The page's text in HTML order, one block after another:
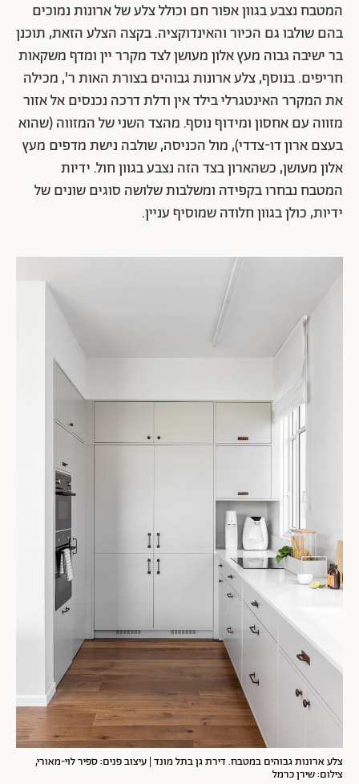
המטבח נצבע בגוון אפור חם וכולל צלע של ארונות נמוכים
בהם שולבו גם הכיור והאינדוקציה. בקצה הצלע הזאת, תוכנן
בר ישיבה גבוה מעץ אלון מעושן לצד מקרר יין ומדף משקאות
חריפים. בנוסף, צלע ארונות גבוהים בצורת האות ר', מכילה
את המקרר האינטגרלי בילד אין ודלת דרכה נכנסים אל אזור
מזווה עם אחסון ומידוף נוסף. מהצד השני של המזווה (שהוא
בעצם ארון דו-צדדי), מול הכניסה, שולבה נישת מדפים מעץ
אלון מעושן, כשהארון בצד הזה נצבע בגוון חול. ידיות
המטבח נבחרו בקפידה ומשלבות שלושה סוגים שונים של
ידיות, כולן בגוון חלודה שמוסיף עניין.
צלע ארונות גבוהים במטבח. דירת גן בתל מונד | עיצוב פנים: ספיר לוי-מאורי,
צילום: שירן כרמל